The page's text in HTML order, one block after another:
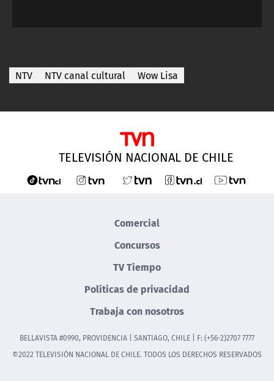
NTV NTV canal cultural Wow Lisa
TELEVISIÓN NACIONAL DE CHILE
Comercial
Concursos
TV Tiempo
Políticas de privacidad
Trabaja con nosotros
BELLAVISTA #0990, PROVIDENCIA | SANTIAGO, CHILE | F: (+56-2)2707 7777
©2022 TELEVISIÓN NACIONAL DE CHILE. TODOS LOS DERECHOS RESERVADOS